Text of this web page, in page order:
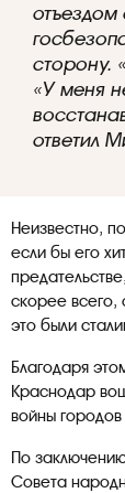
сторону.
«У меня
ответил
Неизвестно,
если бы его
скорее всего,
это были
Благодаря
Краснодар
войны
По
Совета